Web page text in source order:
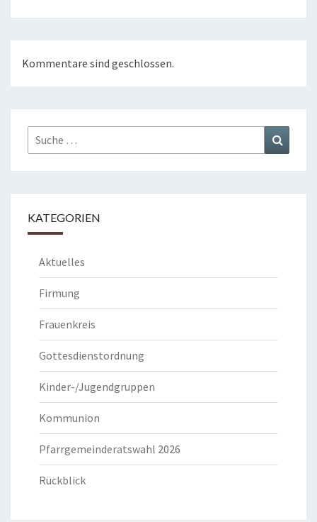
Kommentare sind geschlossen.
Suche
nach:
KATEGORIEN
Aktuelles
Firmung
Frauenkreis
Gottesdienstordnung
Kinder-/Jugendgruppen
Kommunion
Pfarrgemeinderatswahl 2026
Rückblick